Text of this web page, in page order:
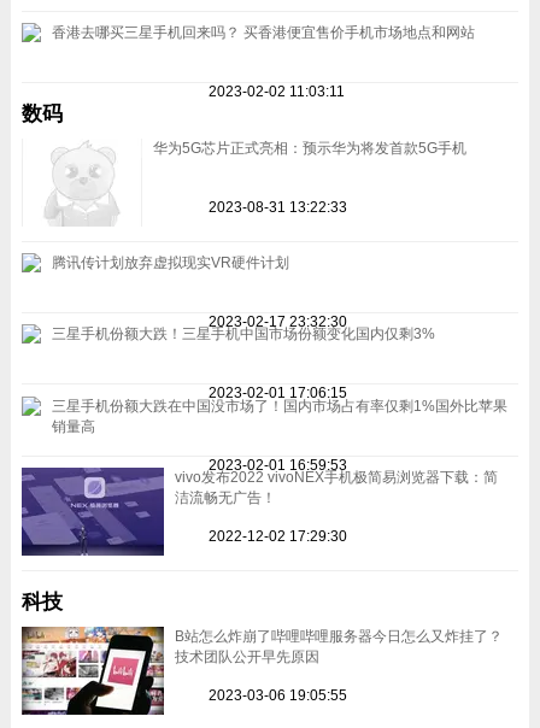
香港去哪买三星手机回来吗？ 买香港便宜售价手机市场地点和网站
2023-02-02 11:03:11
数码
华为5G芯片正式亮相：预示华为将发首款5G手机
2023-08-31 13:22:33
腾讯传计划放弃虚拟现实VR硬件计划
2023-02-17 23:32:30
三星手机份额大跌！三星手机中国市场份额变化国内仅剩3%
2023-02-01 17:06:15
三星手机份额大跌在中国没市场了！国内市场占有率仅剩1%国外比苹果
销量高
2023-02-01 16:59:53
vivo发布2022 vivoNEX手机极简易浏览器下载：简
洁流畅无广告！
2022-12-02 17:29:30
科技
B站怎么炸崩了哔哩哔哩服务器今日怎么又炸挂了？
技术团队公开早先原因
2023-03-06 19:05:55